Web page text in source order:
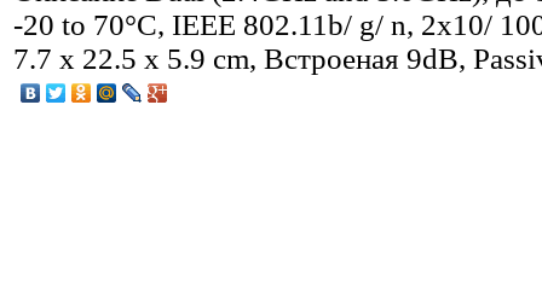
-20 to 70°C, IEEE 802.11b/ g/ n, 2x10/
7.7 x 22.5 x 5.9 cm, Встроеная 9dB,